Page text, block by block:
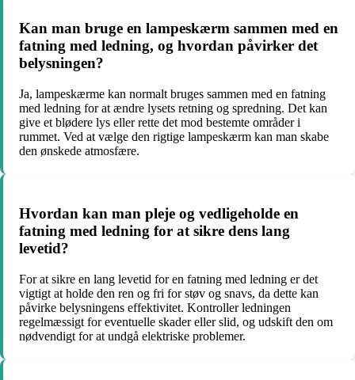
Kan man bruge en lampeskærm sammen med en
fatning med ledning, og hvordan påvirker det
belysningen?
Ja, lampeskærme kan normalt bruges sammen med en fatning
med ledning for at ændre lysets retning og spredning. Det kan
give et blødere lys eller rette det mod bestemte områder i
rummet. Ved at vælge den rigtige lampeskærm kan man skabe
den ønskede atmosfære.
Hvordan kan man pleje og vedligeholde en
fatning med ledning for at sikre dens lang
levetid?
For at sikre en lang levetid for en fatning med ledning er det
vigtigt at holde den ren og fri for støv og snavs, da dette kan
påvirke belysningens effektivitet. Kontroller ledningen
regelmæssigt for eventuelle skader eller slid, og udskift den om
nødvendigt for at undgå elektriske problemer.